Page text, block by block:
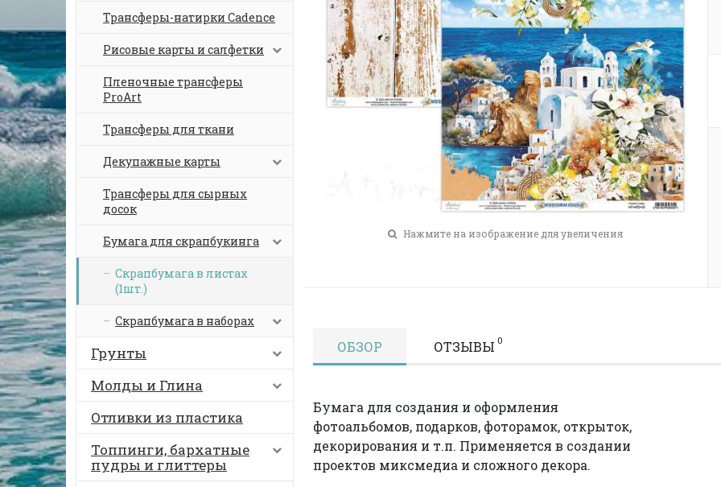
Трансферы-натирки Cadence
Рисовые карты и салфетки
Пленочные трансферы
ProArt
Трансферы для ткани
Декупажные карты
Трансферы для сырных
досок
Бумага для скрапбукинга
Скрапбумага в листах
(1шт.)
Скрапбумага в наборах
Грунты
Молды и Глина
Отливки из пластика
Топпинги, бархатные
пудры и глиттеры
Нажмите на изображение для увеличения
ОБЗОР ОТЗЫВЫ 0
Бумага для создания и оформления
фотоальбомов, подарков, фоторамок, открыток,
декорирования и т.п. Применяется в создании
проектов миксмедиа и сложного декора.